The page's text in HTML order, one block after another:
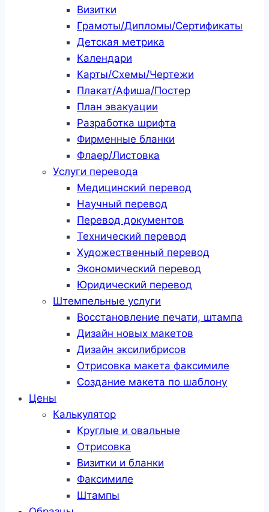
Визитки
Грамоты/Дипломы/Сертификаты
Детская метрика
Календари
Карты/Схемы/Чертежи
Плакат/Афиша/Постер
План эвакуации
Разработка шрифта
Фирменные бланки
Флаер/Листовка
Услуги перевода
Медицинский перевод
Научный перевод
Перевод документов
Технический перевод
Художественный перевод
Экономический перевод
Юридический перевод
Штемпельные услуги
Восстановление печати, штампа
Дизайн новых макетов
Дизайн эксилибрисов
Отрисовка макета факсимиле
Создание макета по шаблону
Цены
Калькулятор
Круглые и овальные
Отрисовка
Визитки и бланки
Факсимиле
Штампы